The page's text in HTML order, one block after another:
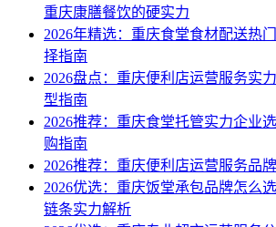
重庆康膳餐饮的硬实力
2026年精选：重庆食堂食材配送热
择指南
2026盘点：重庆便利店运营服务实
型指南
2026推荐：重庆食堂托管实力企业
购指南
2026推荐：重庆便利店运营服务品
2026优选：重庆饭堂承包品牌怎
链条实力解析